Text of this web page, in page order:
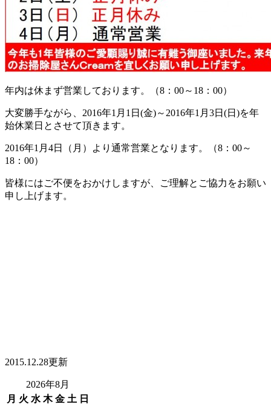
年内は休まず営業しております。（8：00～18：00）
大変勝手ながら、2016年1月1日(金)～2016年1月3日(日)を年
始休業日とさせて頂きます。
2016年1月4日（月）より通常営業となります。（8：00～
18：00）
皆様にはご不便をおかけしますが、ご理解とご協力をお願い
申し上げます。
2015.12.28更新
2026年8月
月 火 水 木 金 土 日